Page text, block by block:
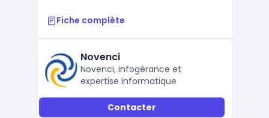
Fiche complète
Novenci
Novenci, infogérance et
expertise informatique
Contacter